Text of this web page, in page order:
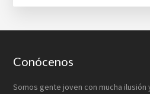
Footer
Conócenos
Somos gente joven con mucha ilusión